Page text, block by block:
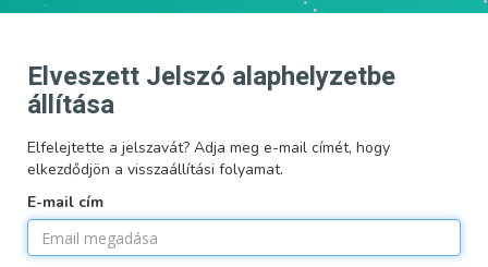
Elveszett Jelszó alaphelyzetbe
állítása
Elfelejtette a jelszavát? Adja meg e-mail címét, hogy
elkezdődjön a visszaállítási folyamat.
E-mail cím